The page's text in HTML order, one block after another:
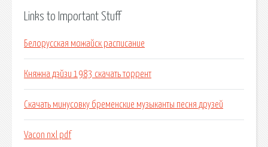
Links to Important Stuff
Белорусская можайск расписание
Княжна дэйзи 1983 скачать торрент
Скачать минусовку бременские музыканты песня друзей
Vacon nxl pdf